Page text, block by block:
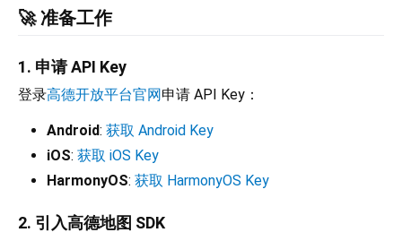
🚀 准备工作
1. 申请 API Key
登录高德开放平台官网 申请 API Key：
Android: 获取 Android Key
iOS: 获取 iOS Key
HarmonyOS: 获取 HarmonyOS Key
2. 引入高德地图 SDK